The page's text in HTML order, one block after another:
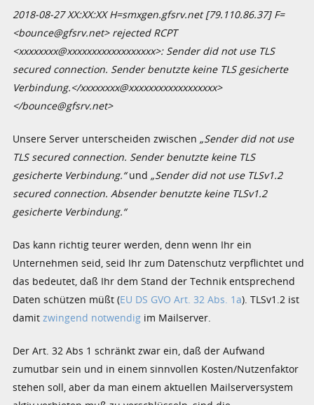
2018-08-27 XX:XX:XX H=smxgen.gfsrv.net [79.110.86.37] F=
<bounce@gfsrv.net> rejected RCPT
<xxxxxxxx@xxxxxxxxxxxxxxxxxx>: Sender did not use TLS
secured connection. Sender benutzte keine TLS gesicherte
Verbindung.</xxxxxxxx@xxxxxxxxxxxxxxxxxx>
</bounce@gfsrv.net>
Unsere Server unterscheiden zwischen„Sender did not use
TLS secured connection. Sender benutzte keine TLS
gesicherte Verbindung.“und„Sender did not use TLSv1.2
secured connection. Absender benutzte keine TLSv1.2
gesicherte Verbindung.“
Das kann richtig teurer werden, denn wenn Ihr ein
Unternehmen seid, seid Ihr zum Datenschutz verpflichtet und
das bedeutet, daß Ihr dem Stand der Technik entsprechend
Daten schützen müßt (EU DS GVO Art. 32 Abs. 1a). TLSv1.2 ist
damitzwingend notwendig im Mailserver.
Der Art. 32 Abs 1 schränkt zwar ein, daß der Aufwand
zumutbar sein und in einem sinnvollen Kosten/Nutzenfaktor
stehen soll, aber da man einem aktuellen Mailserversystem